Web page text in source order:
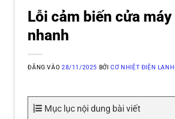
Lỗi cảm biến cửa
nhanh
ĐĂNG VÀO 28/11/2025 BỞICƠ NHIỆT ĐIỆN
Mục lục nội dung bài viết